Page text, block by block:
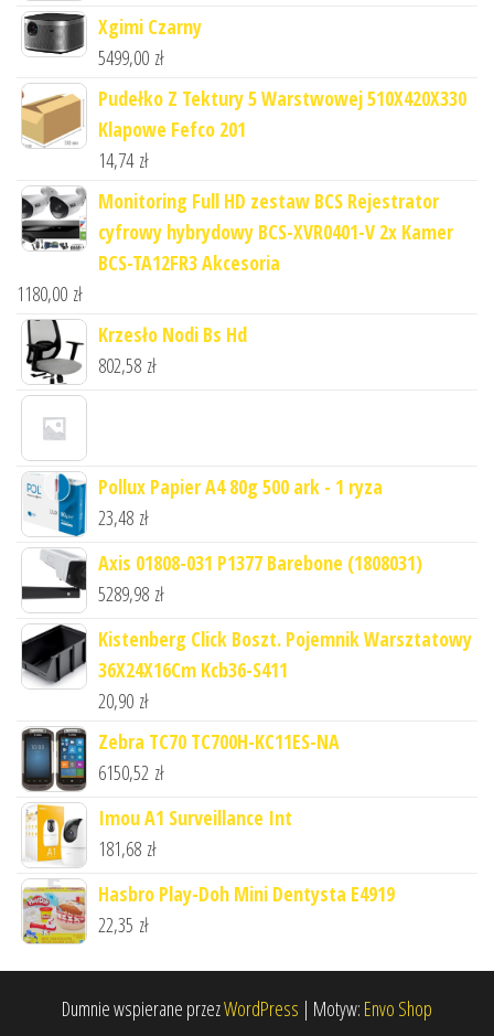
Xgimi Czarny
5499,00 zł
Pudełko Z Tektury 5 Warstwowej 510X420X330
Klapowe Fefco 201
14,74 zł
Monitoring Full HD zestaw BCS Rejestrator
cyfrowy hybrydowy BCS-XVR0401-V 2x Kamer
BCS-TA12FR3 Akcesoria
1180,00 zł
Krzesło Nodi Bs Hd
802,58 zł
Pollux Papier A4 80g 500 ark - 1 ryza
23,48 zł
Axis 01808-031 P1377 Barebone (1808031)
5289,98 zł
Kistenberg Click Boszt. Pojemnik Warsztatowy
36X24X16Cm Kcb36-S411
20,90 zł
Zebra TC70 TC700H-KC11ES-NA
6150,52 zł
Imou A1 Surveillance Int
181,68 zł
Hasbro Play-Doh Mini Dentysta E4919
22,35 zł
Dumnie wspierane przezWordPress | Motyw: Envo Shop